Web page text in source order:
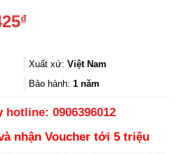
₫Giá
là:
7.425₫.
Xuất xứ: Việt Nam
Bảo hành: 1 năm
hotline: 0906396012
nhận Voucher tới 5 triệu